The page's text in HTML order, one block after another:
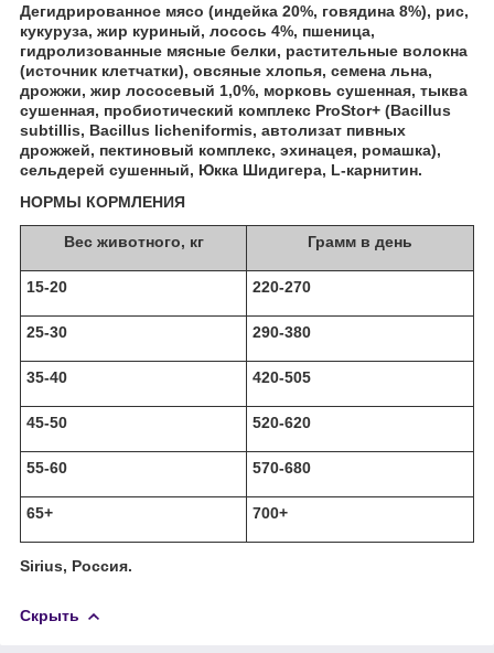
Дегидрированное мясо (индейка 20%, говядина 8%), рис,
кукуруза, жир куриный, лосось 4%, пшеница,
гидролизованные мясные белки, растительные волокна
(источник клетчатки), овсяные хлопья, семена льна,
дрожжи, жир лососевый 1,0%, морковь сушенная, тыква
сушенная, пробиотический комплекс ProStor+ (Bacillus
subtillis, Bacillus licheniformis, автолизат пивных
дрожжей, пектиновый комплекс, эхинацея, ромашка),
сельдерей сушенный, Юкка Шидигера, L-карнитин.
НОРМЫ КОРМЛЕНИЯ
Вес животного, кг Грамм в день
15-20 220-270
25-30 290-380
35-40 420-505
45-50 520-620
55-60 570-680
65+ 700+
Sirius, Россия.
Скрыть